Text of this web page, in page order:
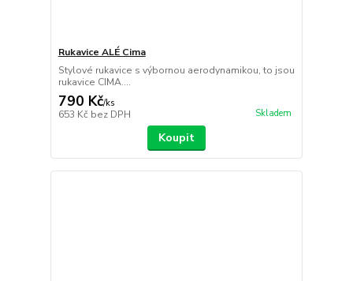
Rukavice ALÉ Cima
Stylové rukavice s výbornou aerodynamikou, to jsou
rukavice CIMA....
790 Kč/ks
653 Kč bez DPH Skladem
Koupit